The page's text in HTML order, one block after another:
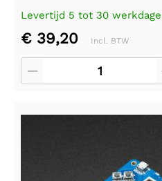
Levertijd 5 tot 30
€ 39,20 Incl. BTW